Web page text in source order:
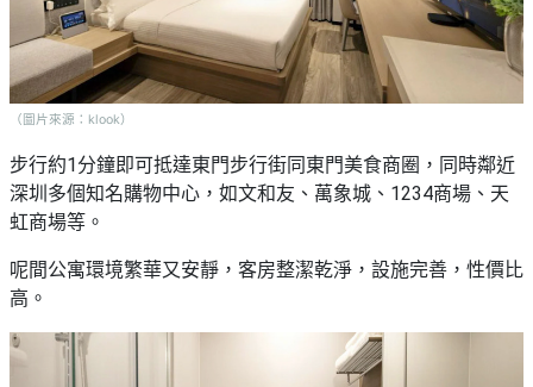
（圖片來源：klook）
步行約1分鐘即可抵達東門步行街同東門美食商圈，同時鄰近
深圳多個知名購物中心，如文和友、萬象城、1234商場、天
虹商場等。
呢間公寓環境繁華又安靜，客房整潔乾淨，設施完善，性價比
高。